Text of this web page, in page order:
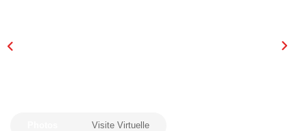
Visite Virtuelle